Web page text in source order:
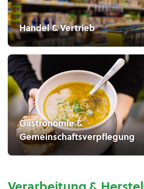
Handel & Vertrieb
Gastronomie &
Gemeinschaftsverpflegung